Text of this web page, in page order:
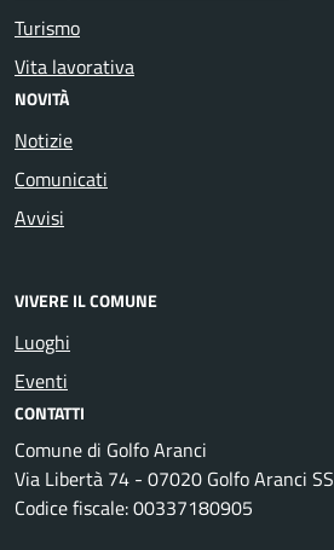
Turismo
Vita lavorativa
NOVITÀ
Notizie
Comunicati
Avvisi
VIVERE IL COMUNE
Luoghi
Eventi
CONTATTI
Comune di Golfo Aranci
Via Libertà 74 - 07020 Golfo Aranci SS
Codice fiscale: 00337180905